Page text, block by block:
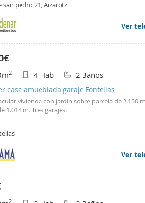
Mas información personal en nuestras oficina
, seguro de responsabilidad civil. No se admiten
san pedro 21, Aizarotz
Ver
2 4 Hab 2 Baños
casa amueblada garaje Fontellas
vivienda con jardin sobre parcela de 2.150
1.014 m. Tres garajes.
Ver
2